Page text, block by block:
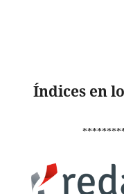
Índices en